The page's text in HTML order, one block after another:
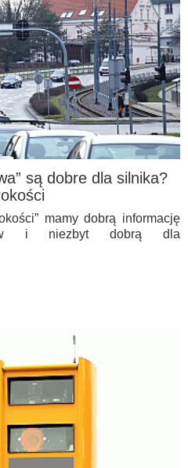
są dobre dla silnika?
mamy dobrą informację
i niezbyt dobrą dla